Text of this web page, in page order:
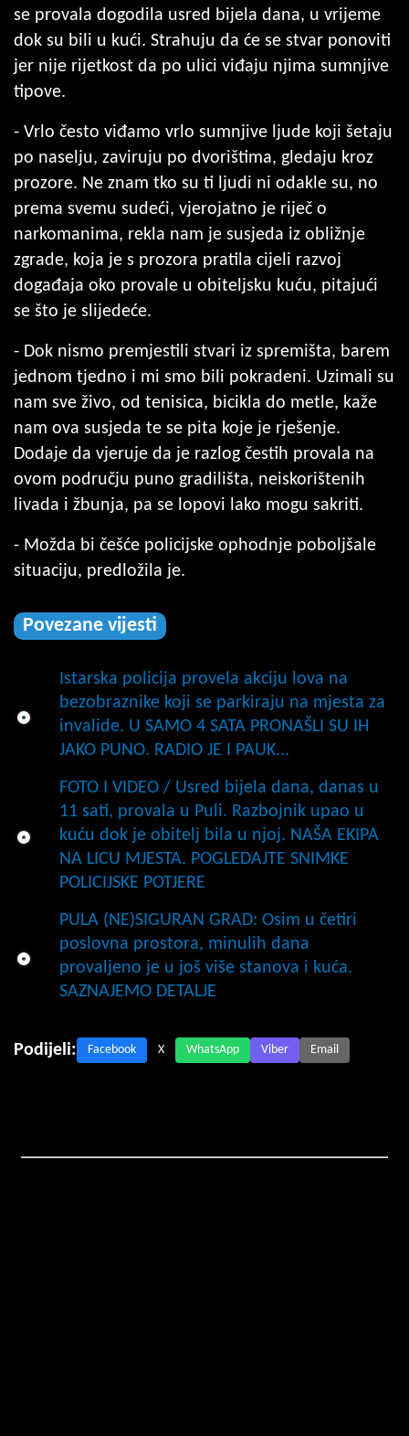
se provala dogodila usred bijela dana, u vrijeme
dok su bili u kući. Strahuju da će se stvar ponoviti
jer nije rijetkost da po ulici viđaju njima sumnjive
tipove.
- Vrlo često viđamo vrlo sumnjive ljude koji šetaju
po naselju, zaviruju po dvorištima, gledaju kroz
prozore. Ne znam tko su ti ljudi ni odakle su, no
prema svemu sudeći, vjerojatno je riječ o
narkomanima, rekla nam je susjeda iz obližnje
zgrade, koja je s prozora pratila cijeli razvoj
događaja oko provale u obiteljsku kuću, pitajući
se što je slijedeće.
- Dok nismo premjestili stvari iz spremišta, barem
jednom tjedno i mi smo bili pokradeni. Uzimali su
nam sve živo, od tenisica, bicikla do metle, kaže
nam ova susjeda te se pita koje je rješenje.
Dodaje da vjeruje da je razlog čestih provala na
ovom području puno gradilišta, neiskorištenih
livada i žbunja, pa se lopovi lako mogu sakriti.
- Možda bi češće policijske ophodnje poboljšale
situaciju, predložila je.
Povezane vijesti
Istarska policija provela akciju lova na
bezobraznike koji se parkiraju na mjesta za
invalide. U SAMO 4 SATA PRONAŠLI SU IH
JAKO PUNO. RADIO JE I PAUK...
FOTO I VIDEO / Usred bijela dana, danas u
11 sati, provala u Puli. Razbojnik upao u
kuću dok je obitelj bila u njoj. NAŠA EKIPA
NA LICU MJESTA. POGLEDAJTE SNIMKE
POLICIJSKE POTJERE
PULA (NE)SIGURAN GRAD: Osim u četiri
poslovna prostora, minulih dana
provaljeno je u još više stanova i kuća.
SAZNAJEMO DETALJE
Podijeli: Facebook X WhatsApp Viber Email